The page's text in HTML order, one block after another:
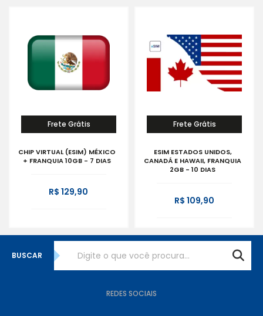
Frete Grátis
CHIP VIRTUAL (ESIM) MÉXICO
+ FRANQUIA 10GB - 7 DIAS
R$ 129,90
Frete Grátis
ESIM ESTADOS UNIDOS,
CANADÁ E HAWAII, FRANQUIA
2GB - 10 DIAS
R$ 109,90
BUSCAR
REDES SOCIAIS